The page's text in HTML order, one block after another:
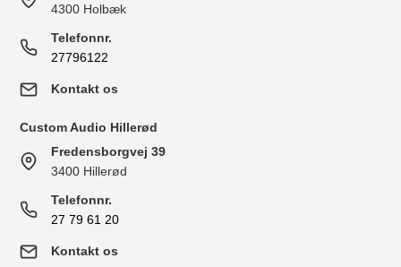
4300 Holbæk
Telefonnr.
27796122
Kontakt os
Custom Audio Hillerød
Fredensborgvej 39
3400 Hillerød
Telefonnr.
27 79 61 20
Kontakt os